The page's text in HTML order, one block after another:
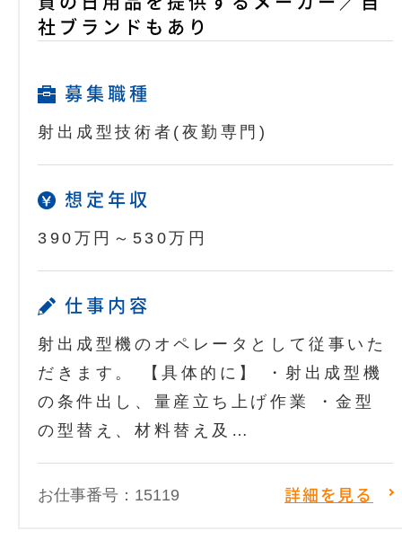
社ブランドもあり
募集職種
射出成型技術者(夜勤専門)
想定年収
390万円～530万円
仕事内容
射出成型機のオペレータとして従事いた
だきます。 【具体的に】 ・射出成型機
の条件出し、量産立ち上げ作業 ・金型
の型替え、材料替え及…
お仕事番号：15119 詳細を見る